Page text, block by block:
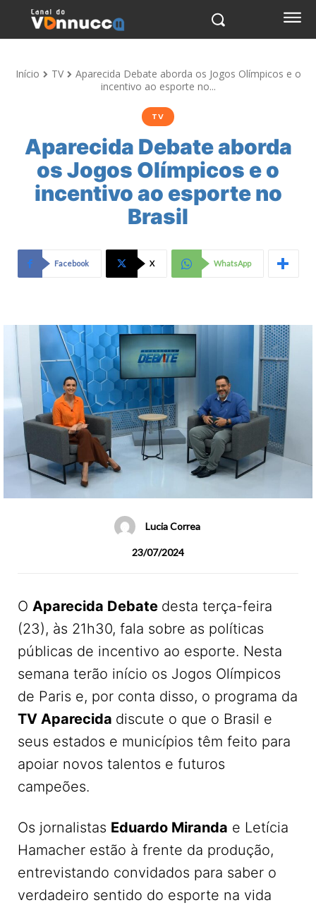
Início TV
Aparecida Debate aborda os Jogos Olímpicos e o
incentivo ao esporte no...
TV
Aparecida Debate aborda
os Jogos Olímpicos e o
incentivo ao esporte no
Brasil
Facebook X WhatsApp
Lucia Correa
23/07/2024
O Aparecida Debate desta terça-feira
(23), às 21h30, fala sobre as políticas
públicas de incentivo ao esporte. Nesta
semana terão início os Jogos Olímpicos
de Paris e, por conta disso, o programa da
TV Aparecida discute o que o Brasil e
seus estados e municípios têm feito para
apoiar novos talentos e futuros
campeões.
Os jornalistas Eduardo Miranda e Letícia
Hamacher estão à frente da produção,
entrevistando convidados para saber o
verdadeiro sentido do esporte na vida